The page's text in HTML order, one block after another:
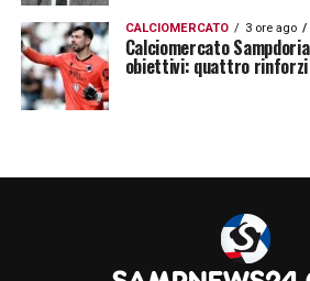
Sampdoria
calciatori transitati da
parte della stagione, si tratta
da tenere in grande
Il suo eventuale ritorno
condizioni economiche
dalle scelte della nuova area
CALCIOMERCATO 3 ore ago
Calciomercato
obiettivi: quattro